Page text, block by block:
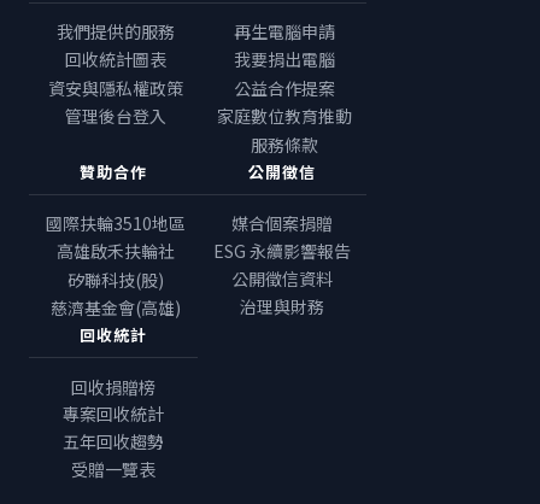
我們提供的服務
回收統計圖表
資安與隱私權政策
管理後台登入
再生電腦申請
我要捐出電腦
公益合作提案
家庭數位教育推動
服務條款
贊助合作
國際扶輪3510地區
高雄啟禾扶輪社
矽聯科技(股)
慈濟基金會(高雄)
公開徵信
媒合個案捐贈
ESG 永續影響報告
公開徵信資料
治理與財務
回收統計
回收捐贈榜
專案回收統計
五年回收趨勢
受贈一覽表